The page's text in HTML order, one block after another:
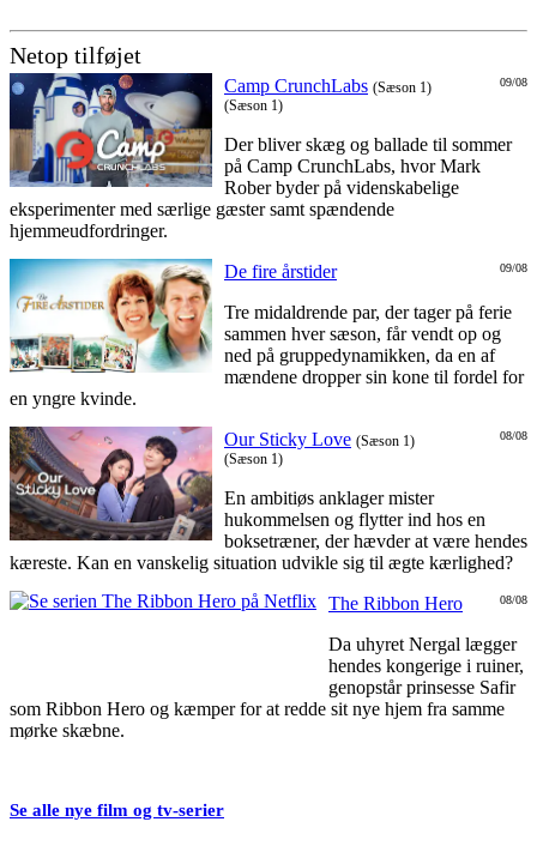
Netop tilføjet
09/08
Camp CrunchLabs (Sæson 1)
(Sæson 1)
Der bliver skæg og ballade til sommer
på Camp CrunchLabs, hvor Mark
Rober byder på videnskabelige
eksperimenter med særlige gæster samt spændende
hjemmeudfordringer.
09/08
De fire årstider
Tre midaldrende par, der tager på ferie
sammen hver sæson, får vendt op og
ned på gruppedynamikken, da en af
mændene dropper sin kone til fordel for
en yngre kvinde.
08/08
Our Sticky Love (Sæson 1)
(Sæson 1)
En ambitiøs anklager mister
hukommelsen og flytter ind hos en
boksetræner, der hævder at være hendes
kæreste. Kan en vanskelig situation udvikle sig til ægte kærlighed?
08/08
The Ribbon Hero
Da uhyret Nergal lægger
hendes kongerige i ruiner,
genopstår prinsesse Safir
som Ribbon Hero og kæmper for at redde sit nye hjem fra samme
mørke skæbne.
Se alle nye film og tv-serier